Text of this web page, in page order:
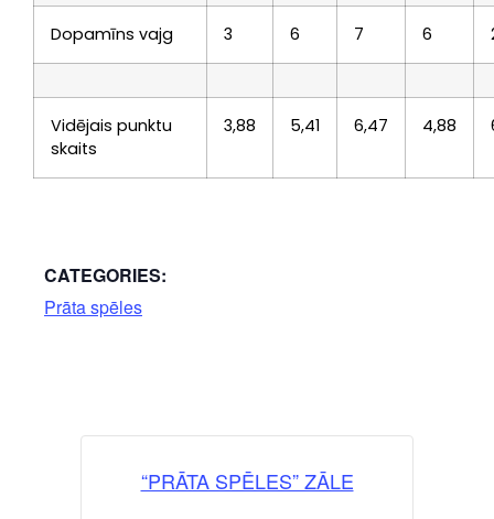
Dopamīns vajg 3 6 7 6
Vidējais punktu
skaits
3,88 5,41 6,47 4,88
CATEGORIES:
Prāta spēles
“PRĀTA SPĒLES” ZĀLE